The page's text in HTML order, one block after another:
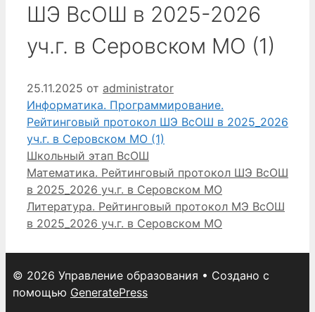
ШЭ ВсОШ в 2025-2026
уч.г. в Серовском МО (1)
25.11.2025 от administrator
Информатика. Программирование.
Рейтинговый протокол ШЭ ВсОШ в 2025_2026
уч.г. в Серовском МО (1)
Рубрики
Школьный этап ВсОШ
Математика. Рейтинговый протокол ШЭ ВсОШ
в 2025_2026 уч.г. в Серовском МО
Литература. Рейтинговый протокол МЭ ВсОШ
в 2025_2026 уч.г. в Серовском МО
© 2026 Управление образования • Создано с
помощью GeneratePress